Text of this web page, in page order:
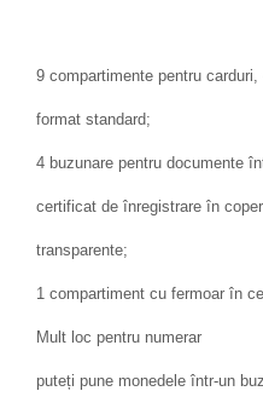
9 compartimente pentru
format standard;
4 buzunare pentru documente
certificat de înregistrare în
transparente;
1 compartiment cu fermoar în
Mult loc pentru numerar
puteți pune monedele într-un